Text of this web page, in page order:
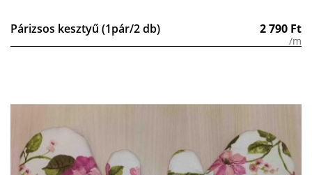
Párizsos kesztyű (1pár/2 db) 2 790 Ft
/m